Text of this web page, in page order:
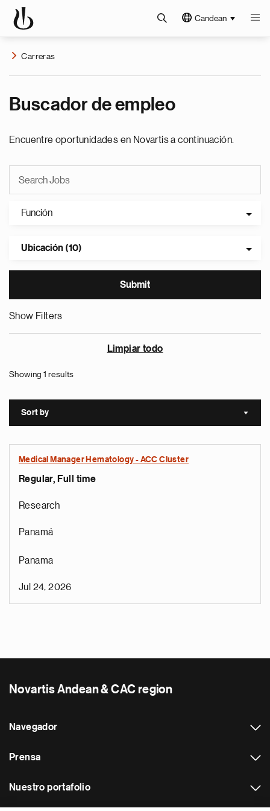
Candean
Carreras
Buscador de empleo
Encuentre oportunidades en Novartis a continuación.
Función
Ubicación (10)
Show Filters
Limpiar todo
Showing 1 results
Sort by Sort
Medical Manager Hematology - ACC Cluster
Regular, Full time
Research
Panamá
Panama
Jul 24, 2026
Novartis Andean & CAC region
Navegador
Prensa
Nuestro portafolio